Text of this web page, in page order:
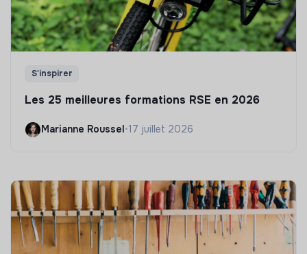
S'inspirer
Les 25 meilleures formations RSE en 2026
Marianne Roussel•17 juillet 2026